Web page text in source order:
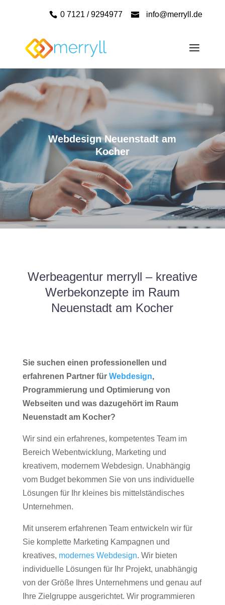
0 7121 / 9294977 info@merryll.de
Webdesign Neuenstadt am
Kocher
Werbeagentur merryll – kreative
Werbekonzepte im Raum
Neuenstadt am Kocher
Sie suchen einen professionellen und
erfahrenen Partner für Webdesign,
Programmierung und Optimierung von
Webseiten und was dazugehört im Raum
Neuenstadt am Kocher?
Wir sind ein erfahrenes, kompetentes Team im
Bereich Webentwicklung, Marketing und
kreativem, modernem Webdesign. Unabhängig
vom Budget bekommen Sie von uns individuelle
Lösungen für Ihr kleines bis mittelständisches
Unternehmen.
Mit unserem erfahrenen Team entwickeln wir für
Sie komplette Marketing Kampagnen und
kreatives, modernes Webdesign. Wir bieten
individuelle Lösungen für Ihr Projekt, unabhängig
von der Größe Ihres Unternehmens und genau auf
Ihre Zielgruppe ausgerichtet. Wir programmieren